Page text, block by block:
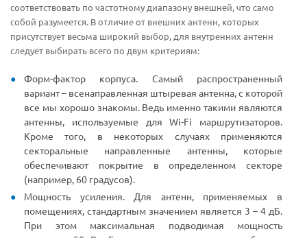
соответствовать по частотному диапазону внешней, что само
собой разумеется. В отличие от внешних антенн, которых
присутствует весьма широкий выбор, для внутренних антенн
следует выбирать всего по двум критериям:
Форм-фактор корпуса. Самый распространенный
вариант – всенаправленная штыревая антенна, с которой
все мы хорошо знакомы. Ведь именно такими являются
антенны, используемые для Wi-Fi маршрутизаторов.
Кроме того, в некоторых случаях применяются
секторальные направленные антенны, которые
обеспечивают покрытие в определенном секторе
(например, 60 градусов).
Мощность усиления. Для антенн, применяемых в
помещениях, стандартным значением является 3 – 4 дБ.
При этом максимальная подводимая мощность